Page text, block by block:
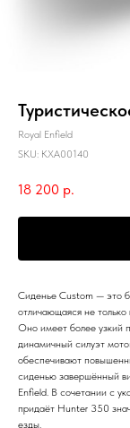
Royal Enfield
SKU: KXA00140
18 200 р.
Сиденье Custom — это
отличающаяся не
Оно имеет более узкий
динамичный силуэт
обеспечивают
сиденью завершённый
Enfield. В сочетании с
придаёт Hunter 350
езды.